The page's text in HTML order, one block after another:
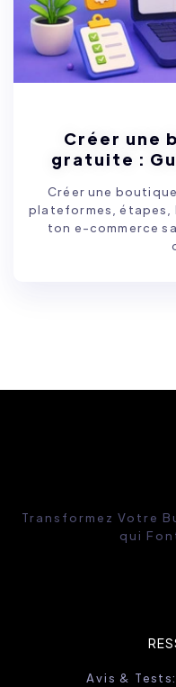
Créer une
gratuite :
Créer une
plateformes, étapes,
ton e-commerce
Transformez Votre
qui
Avis &